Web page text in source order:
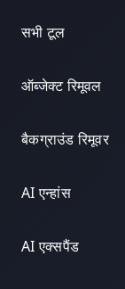
सभी टूल
ऑब्जेक्ट रिमूवल
बैकग्राउंड रिमूवर
AI एन्हांस
AI एक्सपैंड